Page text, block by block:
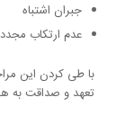
جبران اشتباه
عدم ارتکاب مجدد
با طی کردن این
تعهد و صداقت به